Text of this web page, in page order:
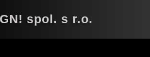
spol. s r.o.